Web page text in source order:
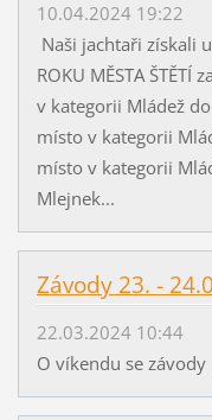
10.04.2024 19:22
Naši jachtaři získali
ROKU MĚSTA
v kategorii Mládež
místo v kategorii
místo v kategorii
Mlejnek...
Závody 23. -
22.03.2024 10:44
O víkendu se